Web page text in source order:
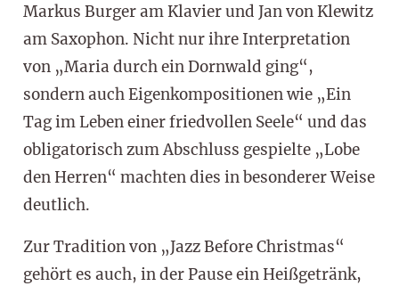
Markus Burger am Klavier und Jan von Klewitz
am Saxophon. Nicht nur ihre Interpretation
von „Maria durch ein Dornwald ging“,
sondern auch Eigenkompositionen wie „Ein
Tag im Leben einer friedvollen Seele“ und das
obligatorisch zum Abschluss gespielte „Lobe
den Herren“ machten dies in besonderer Weise
deutlich.
Zur Tradition von „Jazz Before Christmas“
gehört es auch, in der Pause ein Heißgetränk,